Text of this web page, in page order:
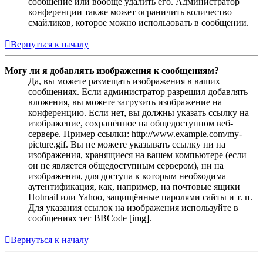
конференции также может ограничить количество
смайликов, которое можно использовать в сообщении.
Вернуться к началу
Могу ли я добавлять изображения к сообщениям?
Да, вы можете размещать изображения в ваших
сообщениях. Если администратор разрешил добавлять
вложения, вы можете загрузить изображение на
конференцию. Если нет, вы должны указать ссылку на
изображение, сохранённое на общедоступном веб-
сервере. Пример ссылки: http://www.example.com/my-
picture.gif. Вы не можете указывать ссылку ни на
изображения, хранящиеся на вашем компьютере (если
он не является общедоступным сервером), ни на
изображения, для доступа к которым необходима
аутентификация, как, например, на почтовые ящики
Hotmail или Yahoo, защищённые паролями сайты и т. п.
Для указания ссылок на изображения используйте в
сообщениях тег BBCode [img].
Вернуться к началу